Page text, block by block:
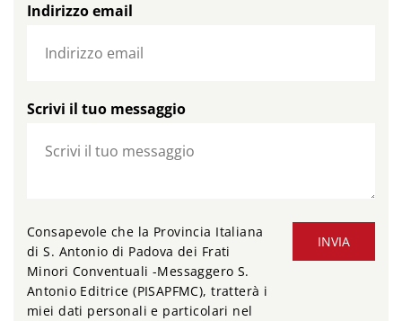
Indirizzo email
Scrivi il tuo messaggio
INVIA
Consapevole che la Provincia Italiana
di S. Antonio di Padova dei Frati
Minori Conventuali -Messaggero S.
Antonio Editrice (PISAPFMC), tratterà i
miei dati personali e particolari nel